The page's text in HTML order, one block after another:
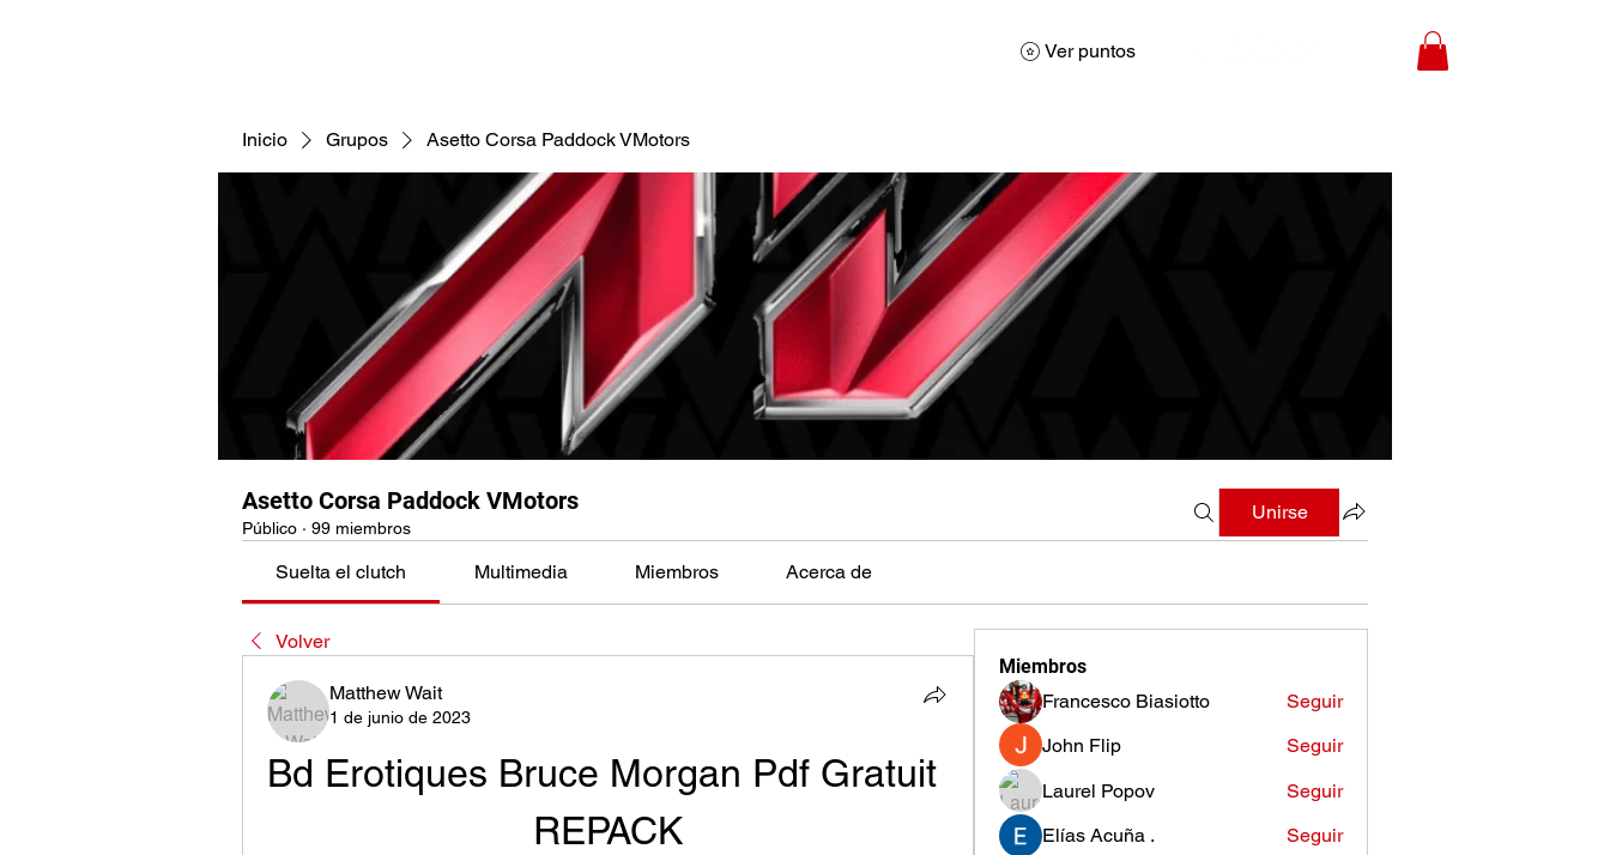
Ver puntos
Inicio Grupos Asetto Corsa Paddock VMotors
Asetto Corsa Paddock VMotors
Público · 99 miembros
Unirse
Suelta el clutch Multimedia Miembros Acerca de
Volver
Matthew Wait
1 de junio de 2023
Bd Erotiques Bruce Morgan Pdf Gratuit
REPACK
Miembros
Francesco Biasiotto
Seguir
John Flip
Seguir
Laurel Popov
Seguir
Elías Acuña .
Seguir